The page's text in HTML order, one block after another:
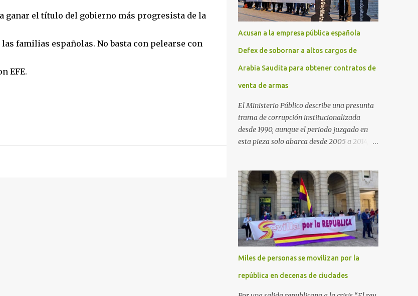
ganar el título del gobierno más progresista de la
familias españolas. No basta con pelearse con
EFE.
Acusan a la empresa pública española
Defex de sobornar a altos cargos de
Arabia Saudita para obtener contratos de
venta de armas
El Ministerio Público describe una presunta
trama de corrupción institucionalizada
desde 1990, aunque el periodo juzgado en
esta pieza solo abarca desde 2005 a 2014, el
de cárcel de hasta 29 años por diversos
delitos de corrupción a ocho personas,
presuntamente cometidos durante las
ventas de material militar a Arabia Saudita
a través de la empresa pública española
Defex, disuelta. El fiscal Conrado Saiz
describe en su escrito de conclusiones cómo
la empresa pública Defex pagó comisiones
ilegales a diversas autoridades del régimen
Miles de personas se movilizan por la
república en decenas de ciudades